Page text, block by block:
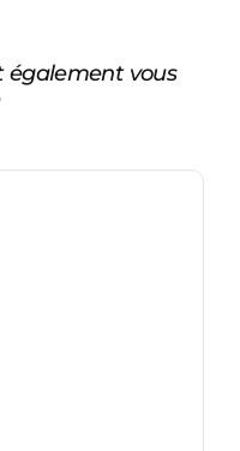
également vous